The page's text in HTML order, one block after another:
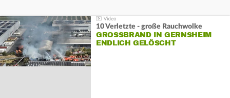
10 Verletzte - große Rauchwolke
GROSSBRAND IN GERNSHEIM E
NDLICH GELÖSCHT